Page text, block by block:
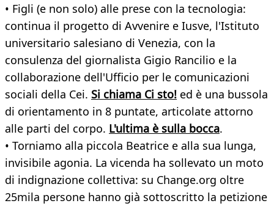
• Figli (e non solo) alle prese con la tecnologia:
continua il progetto di Avvenire e Iusve, l'Istituto
universitario salesiano di Venezia, con la
consulenza del giornalista Gigio Rancilio e la
collaborazione dell'Ufficio per le comunicazioni
sociali della Cei. Si chiama Ci sto! ed è una bussola
di orientamento in 8 puntate, articolate attorno
alle parti del corpo. L'ultima è sulla bocca.
• Torniamo alla piccola Beatrice e alla sua lunga,
invisibile agonia. La vicenda ha sollevato un moto
di indignazione collettiva: su Change.org oltre
25mila persone hanno già sottoscritto la petizione